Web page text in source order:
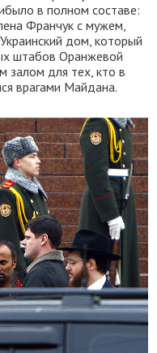
в полном составе:
Франчук с мужем,
дом, который
штабов Оранжевой
залом для тех, кто в
врагами Майдана.